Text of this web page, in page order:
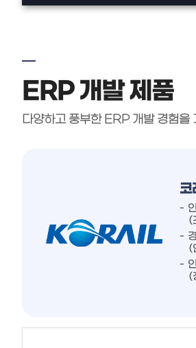
ERP 개발 제품
다양하고 풍부한 ERP 개발 경험을
코
(
(
(